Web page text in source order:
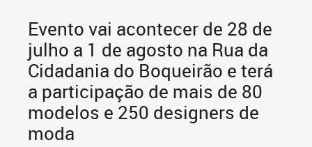
Evento vai acontecer de 28 de
julho a 1 de agosto na Rua da
Cidadania do Boqueirão e terá
a participação de mais de 80
modelos e 250 designers de
moda